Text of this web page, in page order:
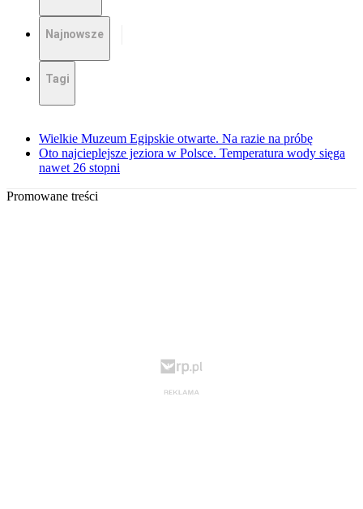
Najnowsze
Tagi
Wielkie Muzeum Egipskie otwarte. Na razie na próbę
Oto najcieplejsze jeziora w Polsce. Temperatura wody sięga
nawet 26 stopni
Promowane treści